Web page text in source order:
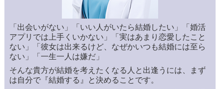
「出会いがない」「いい人がいたら結婚したい」「婚活
アプリでは上手くいかない」「実はあまり恋愛したこと
ない」「彼女は出来るけど、なぜかいつも結婚には至ら
ない」「一生一人は嫌だ」
そんな貴方が結婚を考えたくなる人と出逢うには、まず
は自分で『結婚する』と決めることです。